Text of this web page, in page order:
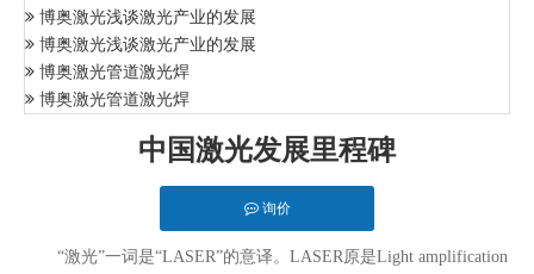
博奥激光浅谈激光产业的发展
博奥激光浅谈激光产业的发展
博奥激光管道激光焊
博奥激光管道激光焊
中国激光发展里程碑
询价
“激光”一词是“LASER”的意译。LASER原是Light amplification